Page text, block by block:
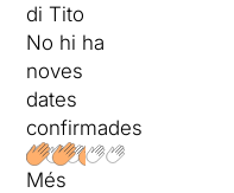
di Tito
No hi ha
noves
dates
confirmades
Més